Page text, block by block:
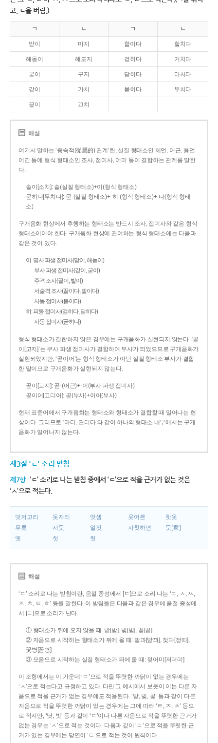
고, ㄴ을 버림.)
ㄱ ㄴ ㄱ ㄴ
맏이 마지 핥이다 할치다
해돋이 해도지 걷히다 거치다
굳이 구지 닫히다 다치다
같이 가치 묻히다 무치다
끝이 끄치
해설
여기서 말하는 ‘종속적(從屬的) 관계’란, 실질 형태소인 체언, 어근, 용언
어간 등에 형식 형태소인 조사, 접미사, 어미 등이 결합하는 관계를 말한
다.
솥이[소치]: 솥(실질 형태소)+이(형식 형태소)
묻히다[무치다]: 묻­-(실질 형태소)+­-히­-(형식 형태소)+-다(형식 형태
소)
구개음화 현상에서 후행하는 형태소는 반드시 조사, 접미사와 같은 형식
형태소이어야 한다. 구개음화 현상에 관여하는 형식 형태소에는 다음과
같은 것이 있다.
이: 명사 파생 접미사(맏이, 해돋이)
부사 파생 접미사(같이, 굳이)
주격 조사(끝이, 밭이)
서술격 조사(끝이다, 밭이다)
사동 접미사(붙이다)
히: 피동 접미사(걷히다, 닫히다)
사동 접미사(굳히다)
형식 형태소가 결합하지 않은 경우에는 구개음화가 실현되지 않는다. ‘곧
이[고지]’는 부사 파생 접미사가 결합하여 부사가 되었으므로 구개음화가
실현되었지만, ‘곧이어’는 형식 형태소가 아닌 실질 형태소 부사가 결합
한 말이므로 구개음화가 실현되지 않는다.
곧이[고지]: 곧-­(어근)+­-이(부사 파생 접미사)
곧이어[고디어]: 곧(부사)+이어(부사)
현재 표준어에서 구개음화는 형태소와 형태소가 결합할 때 일어나는 현
상이다. 그러므로 ‘마디, 견디다’와 같이 하나의 형태소 내부에서는 구개
음화가 일어나지 않는다.
제3절 'ㄷ' 소리 받침
제7항 ‘ㄷ’ 소리로 나는 받침 중에서 ‘ㄷ’으로 적을 근거가 없는 것은
‘ㅅ’으로 적는다.
덧저고리 돗자리 엇셈 웃어른
핫옷
무릇
사뭇 얼핏 자칫하면
뭇[衆]
옛
첫 헛
해설
‘ㄷ’ 소리로 나는 받침이란, 음절 종성에서 [ㄷ]으로 소리 나는 ‘ㄷ, ㅅ, ㅆ,
ㅈ, ㅊ, ㅌ, ㅎ’ 등을 말한다. 이 받침들은 다음과 같은 경우에 음절 종성에
서 [ㄷ]으로 소리가 난다.
① 형태소가 뒤에 오지 않을 때: 밭[받], 빚[빋], 꽃[꼳]
② 자음으로 시작하는 형태소가 뒤에 올 때: 밭과[받꽈], 젖다[젇따],
꽃병[꼳뼝]
③ 모음으로 시작하는 실질 형태소가 뒤에 올 때: 젖어미[저더미]
이 조항에서는 이 가운데 ‘ㄷ’으로 적을 뚜렷한 까닭이 없는 경우에는
‘ㅅ’으로 적는다고 규정하고 있다. 다만 그 예시에서 보듯이 이는 다른 자
음으로 적을 근거가 없는 경우에도 적용된다. ‘밭, 빚, 꽃’ 등과 같이 다른
자음으로 적을 뚜렷한 까닭이 있는 경우에는 그에 따라 ‘ㅌ, ㅈ, ㅊ’ 등으
로 적지만, ‘낫, 빗’ 등과 같이 ‘ㄷ’이나 다른 자음으로 적을 뚜렷한 근거가
없는 경우는 ‘ㅅ’으로 적는 것이다. 다음과 같이 ‘ㄷ’으로 적을 뚜렷한 근
거가 있는 경우에는 당연히 ‘ㄷ’으로 적는 것이 원칙이다.